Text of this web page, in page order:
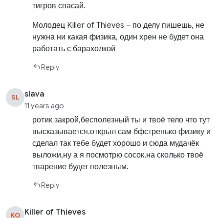
тигров спасай.
Молодец Killer of Thieves – по делу пишешь, не
нужна ни какая физика, один хрен не будет она
работать с барахолкой
Reply
SL slava
11 years ago
ротик закрой,бесполезный ты и твоё тело что тут
высказывается.открыл сам бфстренько физику и
сделал так тебе будет хорошо и сюда мудачёк
выложи,ну а я посмотрю сосок,на сколько твоё
тварение будет полезным.
Reply
KO Killer of Thieves